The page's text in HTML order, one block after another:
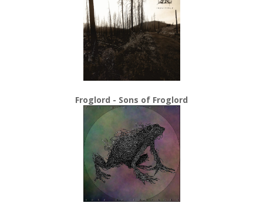
Froglord - Sons of Froglord